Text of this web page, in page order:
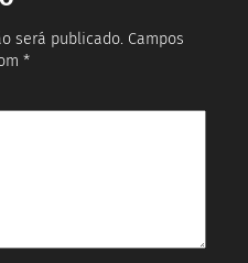
será publicado. Campos
*